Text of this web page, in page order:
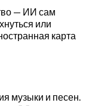
— ИИ сам
или
карта
музыки и песен.